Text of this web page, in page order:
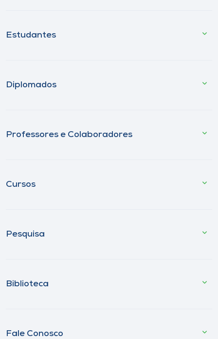
Estudantes
Diplomados
Professores e Colaboradores
Cursos
Pesquisa
Biblioteca
Fale Conosco